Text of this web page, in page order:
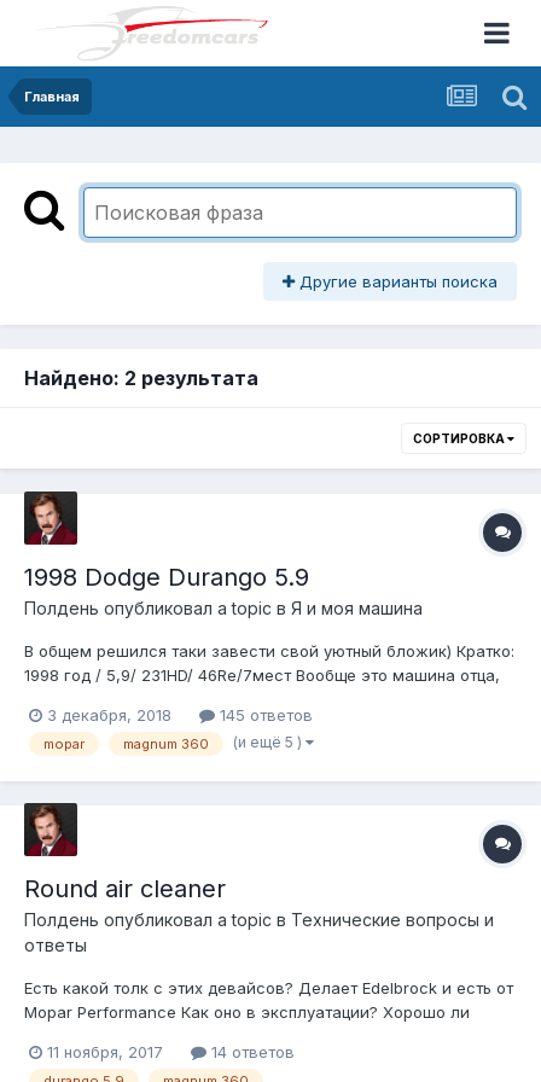
Главная
Другие варианты поиска
Найдено: 2 результата
СОРТИРОВКА
1998 Dodge Durango 5.9
Полдень опубликовал a topic в Я и моя машина
В общем решился таки завести свой уютный бложик) Кратко:
1998 год / 5,9/ 231HD/ 46Re/7мест Вообще это машина отца,
дизельный Прадо - попробовать что то совсем иное чем АА А
Додж пока поставили стоять - по большому счету все треб...
3 декабря, 2018 145 ответов
mopar magnum 360 (и ещё 5 )
Round air cleaner
Полдень опубликовал a topic в Технические вопросы и
ответы
Есть какой толк с этих девайсов? Делает Edelbrock и есть от
Mopar Performance Как оно в эксплуатации? Хорошо ли
мне надо) Просто прикольно выглядит)))
11 ноября, 2017 14 ответов